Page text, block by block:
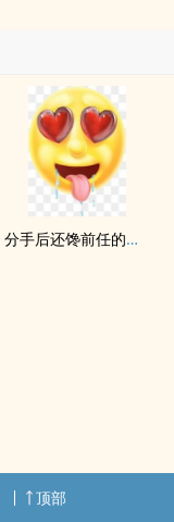
分手后还馋前任的身体（校园H）
顶部